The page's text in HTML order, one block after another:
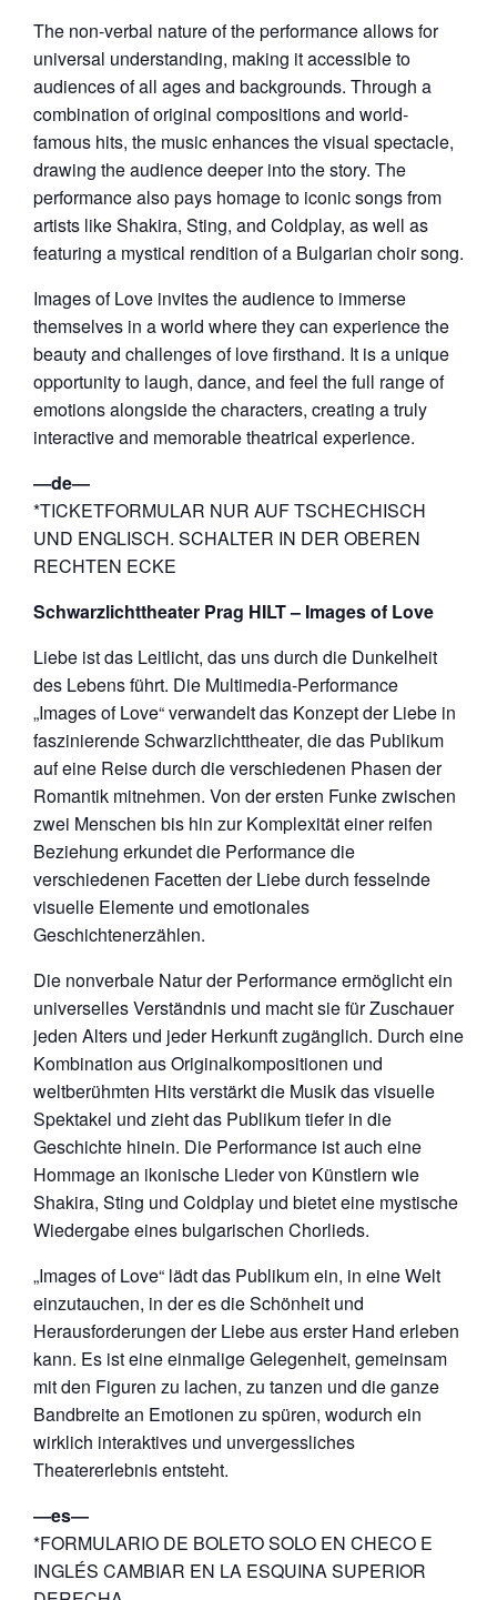
The non-verbal nature of the performance allows for
universal understanding, making it accessible to
audiences of all ages and backgrounds. Through a
combination of original compositions and world-
famous hits, the music enhances the visual spectacle,
drawing the audience deeper into the story. The
performance also pays homage to iconic songs from
artists like Shakira, Sting, and Coldplay, as well as
featuring a mystical rendition of a Bulgarian choir song.
Images of Love invites the audience to immerse
themselves in a world where they can experience the
beauty and challenges of love firsthand. It is a unique
opportunity to laugh, dance, and feel the full range of
emotions alongside the characters, creating a truly
interactive and memorable theatrical experience.
―de―
*TICKETFORMULAR NUR AUF TSCHECHISCH
UND ENGLISCH. SCHALTER IN DER OBEREN
RECHTEN ECKE
Schwarzlichttheater Prag HILT – Images of Love
Liebe ist das Leitlicht, das uns durch die Dunkelheit
des Lebens führt. Die Multimedia-Performance
„Images of Love“ verwandelt das Konzept der Liebe in
faszinierende Schwarzlichttheater, die das Publikum
auf eine Reise durch die verschiedenen Phasen der
Romantik mitnehmen. Von der ersten Funke zwischen
zwei Menschen bis hin zur Komplexität einer reifen
Beziehung erkundet die Performance die
verschiedenen Facetten der Liebe durch fesselnde
visuelle Elemente und emotionales
Geschichtenerzählen.
Die nonverbale Natur der Performance ermöglicht ein
universelles Verständnis und macht sie für Zuschauer
jeden Alters und jeder Herkunft zugänglich. Durch eine
Kombination aus Originalkompositionen und
weltberühmten Hits verstärkt die Musik das visuelle
Spektakel und zieht das Publikum tiefer in die
Geschichte hinein. Die Performance ist auch eine
Hommage an ikonische Lieder von Künstlern wie
Shakira, Sting und Coldplay und bietet eine mystische
Wiedergabe eines bulgarischen Chorlieds.
„Images of Love“ lädt das Publikum ein, in eine Welt
einzutauchen, in der es die Schönheit und
Herausforderungen der Liebe aus erster Hand erleben
kann. Es ist eine einmalige Gelegenheit, gemeinsam
mit den Figuren zu lachen, zu tanzen und die ganze
Bandbreite an Emotionen zu spüren, wodurch ein
wirklich interaktives und unvergessliches
Theatererlebnis entsteht.
―es―
*FORMULARIO DE BOLETO SOLO EN CHECO E
INGLÉS CAMBIAR EN LA ESQUINA SUPERIOR